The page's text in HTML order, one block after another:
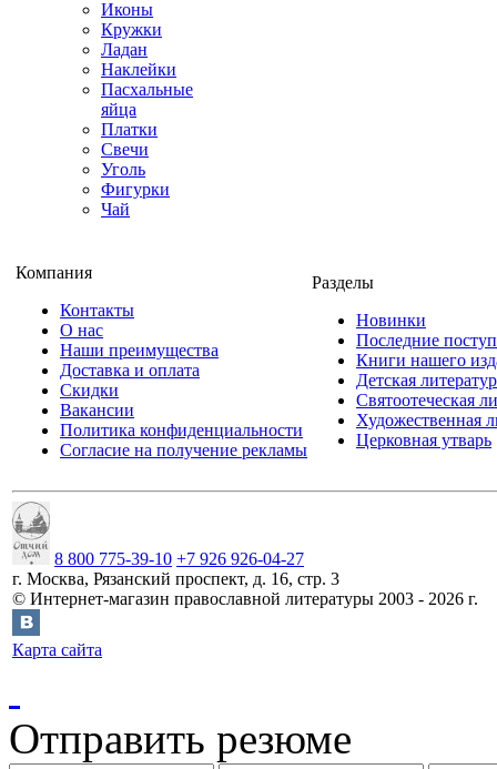
Иконы
Кружки
Ладан
Наклейки
Пасхальные
яйца
Платки
Свечи
Уголь
Фигурки
Чай
Компания
Контакты
О нас
Наши преимущества
Доставка и оплата
Скидки
Вакансии
Политика конфиденциальности
Согласие на получение рекламы
Разделы
Новинки
Последние
Книги нашего
Детская
Святоотеческая
Художественная
Церковная утварь
8 800 775-39-10 +7 926 926-04-27
г. Москва, Рязанский проспект, д. 16, стр. 3
© Интернет-магазин православной литературы 2003 - 2026 г.
Карта сайта
Отправить резюме